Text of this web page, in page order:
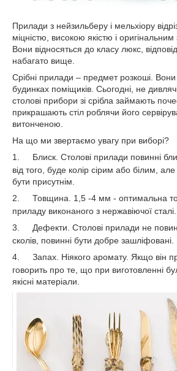
Прилади з нейзильберу і мельхіору
міцністю, високою якістю і
Вони відносяться до класу люкс,
набагато вище.
Срібні прилади – предмет розкоші. Вони
будинках поміщиків. Сьогодні, не
столові прибори зі срібла займають
прикрашають стіл роблячи його
витонченою.
На що ми звертаємо увагу при виборі?
1.
Блиск. Столові прилади повинні
від того, буде колір сірим або білим,
бути присутнім.
2.
Товщина. 1,5 -4 мм - оптимальна
приладу виконаного з нержавіючої сталі.
3.
Дефекти. Столові прилади не
сколів, повинні бути добре зашліфовані.
4.
Запах. Ніякого аромату. Якщо він
говорить про те, що при виготовленні
якісні матеріали.